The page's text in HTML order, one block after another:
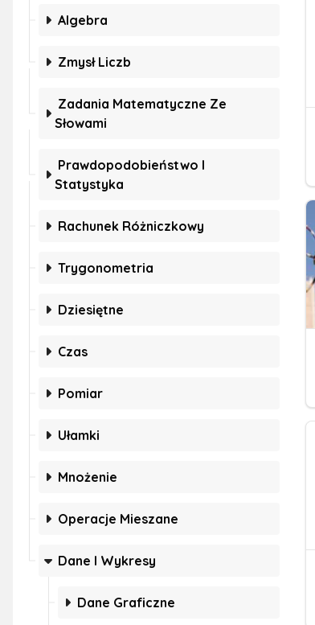
Algebra
Zmysł Liczb
Zadania Matematyczne Ze
Słowami
Prawdopodobieństwo I
Statystyka
Rachunek Różniczkowy
Trygonometria
Dziesiętne
Czas
Pomiar
Ułamki
Mnożenie
Operacje Mieszane
Dane I Wykresy
Dane Graficzne